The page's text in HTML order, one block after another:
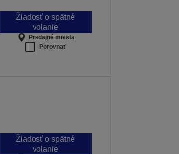
Žiadosť o spätné
volanie
Predajné miesta
Porovnať
Žiadosť o spätné
volanie